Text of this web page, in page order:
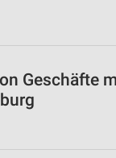
Geschäfte